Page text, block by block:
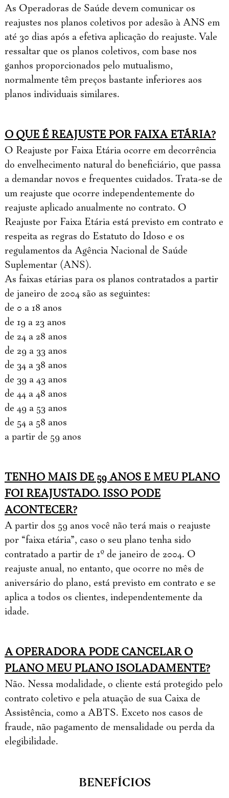
As Operadoras de Saúde devem comunicar os
reajustes nos planos coletivos por adesão à ANS em
até 30 dias após a efetiva aplicação do reajuste. Vale
ressaltar que os planos coletivos, com base nos
ganhos proporcionados pelo mutualismo,
normalmente têm preços bastante inferiores aos
planos individuais similares.
O QUE É REAJUSTE POR FAIXA ETÁRIA?
O Reajuste por Faixa Etária ocorre em decorrência
do envelhecimento natural do beneficiário, que passa
a demandar novos e frequentes cuidados. Trata-se de
um reajuste que ocorre independentemente do
reajuste aplicado anualmente no contrato. O
Reajuste por Faixa Etária está previsto em contrato e
respeita as regras do Estatuto do Idoso e os
regulamentos da Agência Nacional de Saúde
Suplementar (ANS).
As faixas etárias para os planos contratados a partir
de janeiro de 2004 são as seguintes:
de 0 a 18 anos
de 19 a 23 anos
de 24 a 28 anos
de 29 a 33 anos
de 34 a 38 anos
de 39 a 43 anos
de 44 a 48 anos
de 49 a 53 anos
de 54 a 58 anos
a partir de 59 anos
TENHO MAIS DE 59 ANOS E MEU PLANO
FOI REAJUSTADO. ISSO PODE
ACONTECER?
A partir dos 59 anos você não terá mais o reajuste
por “faixa etária”, caso o seu plano tenha sido
contratado a partir de 1º de janeiro de 2004. O
reajuste anual, no entanto, que ocorre no mês de
aniversário do plano, está previsto em contrato e se
aplica a todos os clientes, independentemente da
idade.
A OPERADORA PODE CANCELAR O
PLANO MEU PLANO ISOLADAMENTE?
Não. Nessa modalidade, o cliente está protegido pelo
contrato coletivo e pela atuação de sua Caixa de
Assistência, como a ABTS. Exceto nos casos de
fraude, não pagamento de mensalidade ou perda da
elegibilidade.
BENEFÍCIOS